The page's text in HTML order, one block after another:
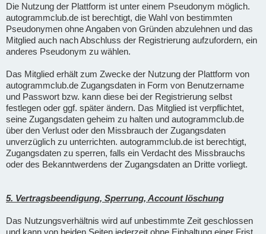
Die Nutzung der Plattform ist unter einem Pseudonym möglich.
autogrammclub.de ist berechtigt, die Wahl von bestimmten
Pseudonymen ohne Angaben von Gründen abzulehnen und das
Mitglied auch nach Abschluss der Registrierung aufzufordern, ein
anderes Pseudonym zu wählen.
Das Mitglied erhält zum Zwecke der Nutzung der Plattform von
autogrammclub.de Zugangsdaten in Form von Benutzername
und Passwort bzw. kann diese bei der Registrierung selbst
festlegen oder ggf. später ändern. Das Mitglied ist verpflichtet,
seine Zugangsdaten geheim zu halten und autogrammclub.de
über den Verlust oder den Missbrauch der Zugangsdaten
unverzüglich zu unterrichten. autogrammclub.de ist berechtigt,
Zugangsdaten zu sperren, falls ein Verdacht des Missbrauchs
oder des Bekanntwerdens der Zugangsdaten an Dritte vorliegt.
5. Vertragsbeendigung, Sperrung, Account löschung
Das Nutzungsverhältnis wird auf unbestimmte Zeit geschlossen
und kann von beiden Seiten jederzeit ohne Einhaltung einer Frist